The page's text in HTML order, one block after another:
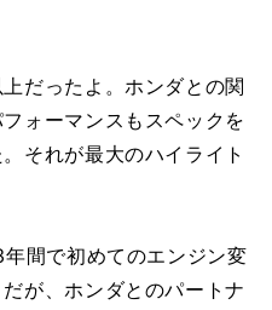
だったよ。ホンダとの関
ォーマンスもスペックを
それが最大のハイライト
間で初めてのエンジン変
が、ホンダとのパートナ